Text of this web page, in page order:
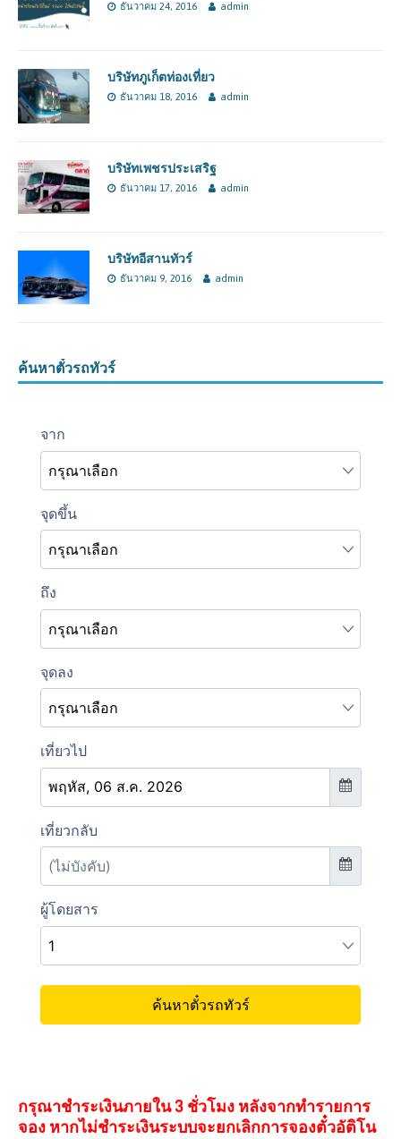
ธันวาคม 24, 2016 admin
บริษัทภูเก็ตท่องเที่ยว
ธันวาคม 18, 2016 admin
บริษัทเพชรประเสริฐ
ธันวาคม 17, 2016 admin
บริษัทอีสานทัวร์
ธันวาคม 9, 2016 admin
ค้นหาตั๋วรถทัวร์
กรุณาชำระเงินภายใน 3 ชั่วโมง หลังจากทำรายการ
จอง หากไม่ชำระเงินระบบจะยกเลิกการจองตั๋วอัติโน